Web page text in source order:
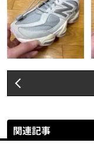
関連記事